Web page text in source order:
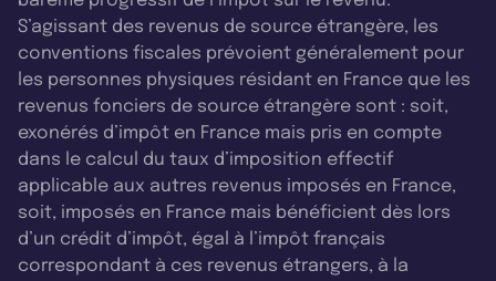
S’agissant des revenus de source étrangère, les
conventions fiscales prévoient généralement pour
les personnes physiques résidant en France que les
revenus fonciers de source étrangère sont : soit,
exonérés d’impôt en France mais pris en compte
dans le calcul du taux d’imposition effectif
applicable aux autres revenus imposés en France,
soit, imposés en France mais bénéficient dès lors
d’un crédit d’impôt, égal à l’impôt français
correspondant à ces revenus étrangers, à la